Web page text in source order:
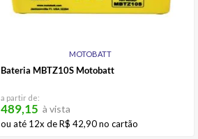
MOTOBATT
Bateria MBTZ10S Motobatt
a partir de:
489,15 à vista
ou até 12x deR$ 42,90no cartão